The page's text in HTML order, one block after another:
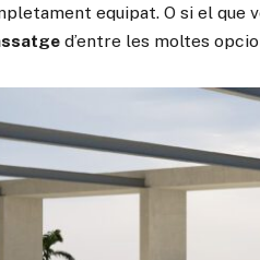
equipat. O si el que
d’entre les moltes